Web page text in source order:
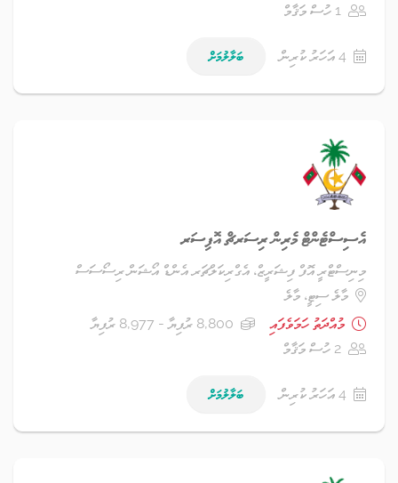
1 ހުސް މަޤާމް
4 އަހަރު ކުރިން ބަލާލުމަށް
އެސިސްޓެންޓް މެރިން ރިސަރޗް އޮފިސަރ
މިނިސްޓްރީ އޮފް ފިޝަރީޒް، އެގްރިކަލްޗަރ އެންޑް އޯޝަން ރިސޯސަސް
މާލެ ސިޓީ، މާލެ
މުއްދަތު ހަމަވެފައި
8,800 ރުފިޔާ - 8,977 ރުފިޔާ
2 ހުސް މަޤާމް
4 އަހަރު ކުރިން ބަލާލުމަށް